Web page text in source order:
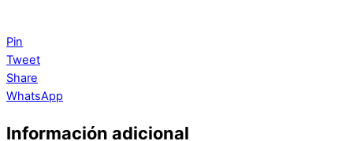
Pin
Tweet
Share
WhatsApp
Información adicional